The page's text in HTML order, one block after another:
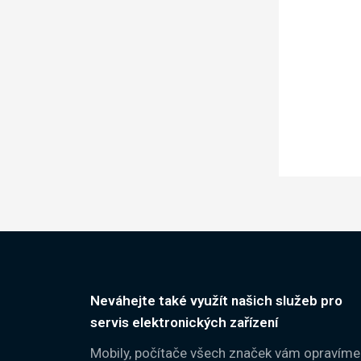
Neváhejte také využít našich služeb pro
servis elektronických zařízení
Mobily, počítače všech značek vám opravíme